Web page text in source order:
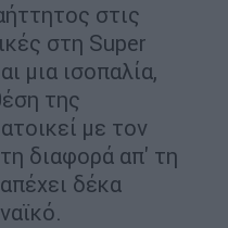
στις
στη Super
μια ισοπαλία,
της
με τον
διαφορά απ' τη
δέκα